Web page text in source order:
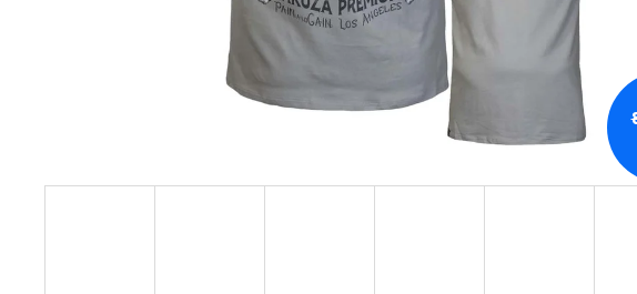
1 623 Kč
1 591 Kč